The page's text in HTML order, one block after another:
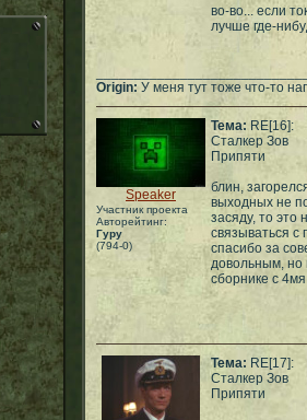
во-во... если
лучше где-
Origin: У меня тут тоже что-то
Speaker
Участник проекта
Авторейтинг:
Гуру
(794-0)
Тема: RE[16]:
Сталкер Зов
Припяти
блин,
выходных не
засяду, то это
связываться с
спасибо за
довольным, но
сборнике с
Тема: RE[17]:
Сталкер Зов
Припяти